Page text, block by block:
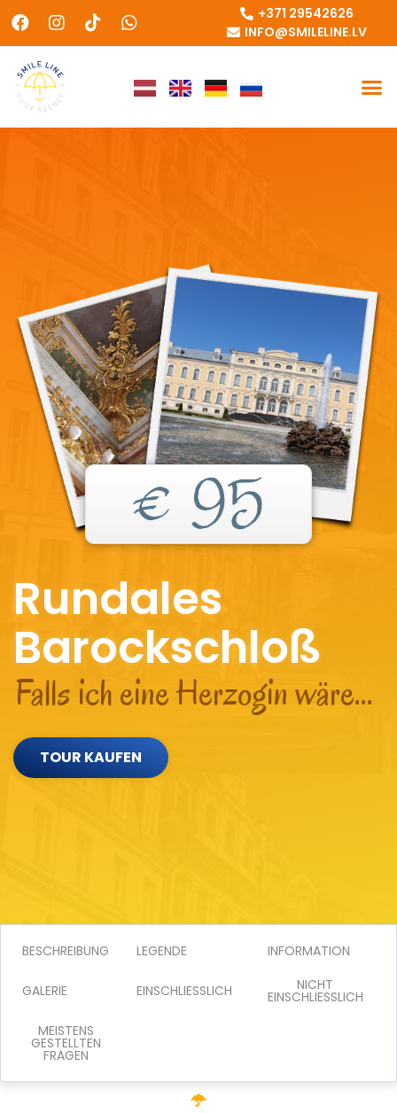
+371 29542626
INFO@SMILELINE.LV
Rundales
Barockschloß
Falls ich eine Herzogin wäre...
TOUR KAUFEN
€ 95
BESCHREIBUNG LEGENDE INFORMATION
GALERIE EINSCHLIESSLICH NICHT
EINSCHLIESSLICH
MEISTENS
GESTELLTEN
FRAGEN